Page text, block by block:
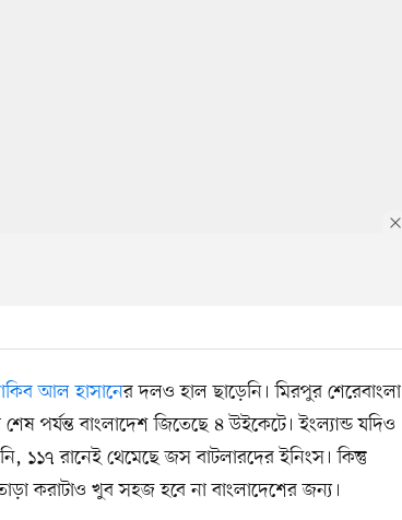
আল হাসানের দলও হাল ছাড়েনি। মিরপুর শেরেবাংলা
শেষ পর্যন্ত বাংলাদেশ জিতেছে ৪ উইকেটে। ইংল্যান্ড যদিও
১১৭ রানেই থেমেছে জস বাটলারদের ইনিংস। কিন্তু
করাটাও খুব সহজ হবে না বাংলাদেশের জন্য।